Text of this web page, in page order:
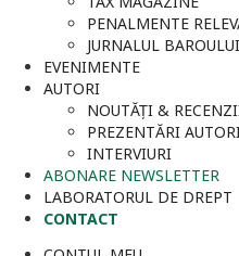
PENALMENTE
JURNALUL
EVENIMENTE
AUTORI
NOUTĂȚI &
PREZENTĂRI
INTERVIURI
ABONARE NEWSLETTER
LABORATORUL DE DREPT
CONTACT